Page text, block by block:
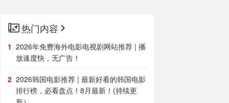
热门内容
2026年免费海外电影电视剧网站推荐 | 播
放速度快，无广告！
2026韩国电影推荐 | 最新好看的韩国电影
排行榜，必看盘点！8月最新！(持续更